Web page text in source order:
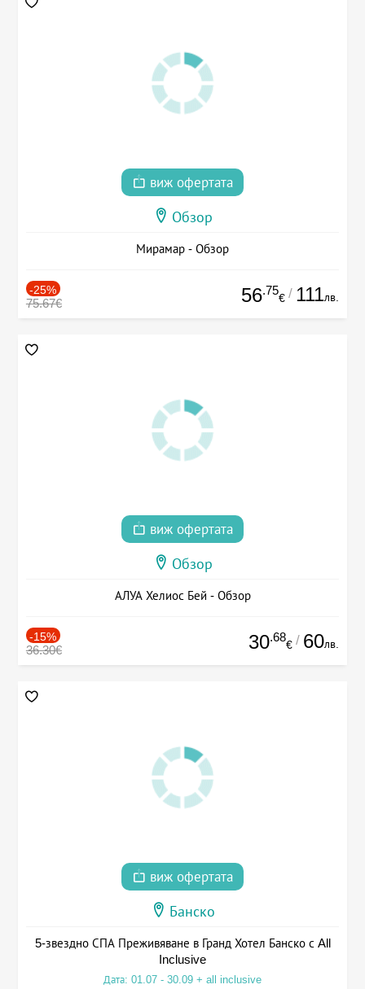
виж офертата
Обзор
Мирамар - Обзор
-25%
75.67€ 56.75
€ / 111лв.
виж офертата
Обзор
АЛУА Хелиос Бей - Обзор
-15%
36.30€ 30.68
€ / 60лв.
виж офертата
Банско
5-звездно СПА Преживяване в Гранд Хотел Банско с All
Inclusive
Дата: 01.07 - 30.09 + all inclusive